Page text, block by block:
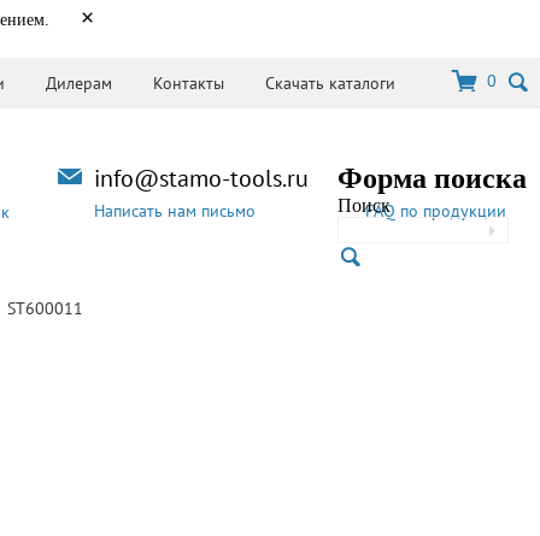
×
Дилерам Контакты Скачать каталоги 0
Форма поиска
ПоискFAQ по продукции
info@stamo-tools.ru
Написать нам письмо
ST600011